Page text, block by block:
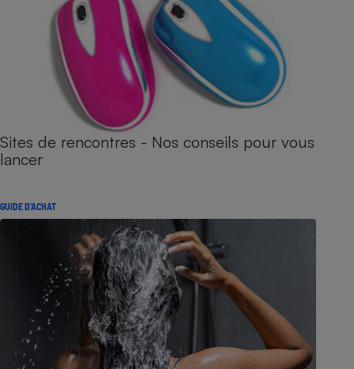
Sites de rencontres - Nos conseils pour vous
lancer
GUIDE D'ACHAT